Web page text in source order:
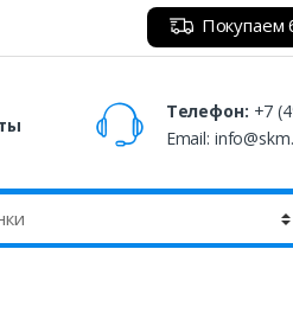
Покупаем
Телефон: +7
Email: